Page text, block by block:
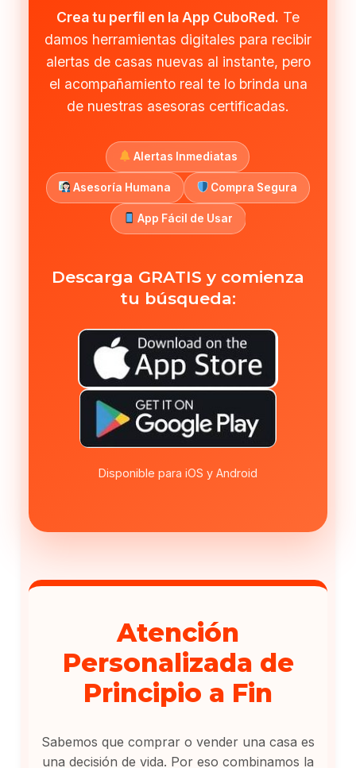
Crea tu perfil en la App CuboRed. Te
damos herramientas digitales para recibir
alertas de casas nuevas al instante, pero
el acompañamiento real te lo brinda una
de nuestras asesoras certificadas.
Alertas Inmediatas
Asesoría Humana Compra Segura
App Fácil de Usar
Descarga GRATIS y comienza
tu búsqueda:
Disponible para iOS y Android
Atención
Personalizada de
Principio a Fin
Sabemos que comprar o vender una casa es
una decisión de vida. Por eso combinamos la